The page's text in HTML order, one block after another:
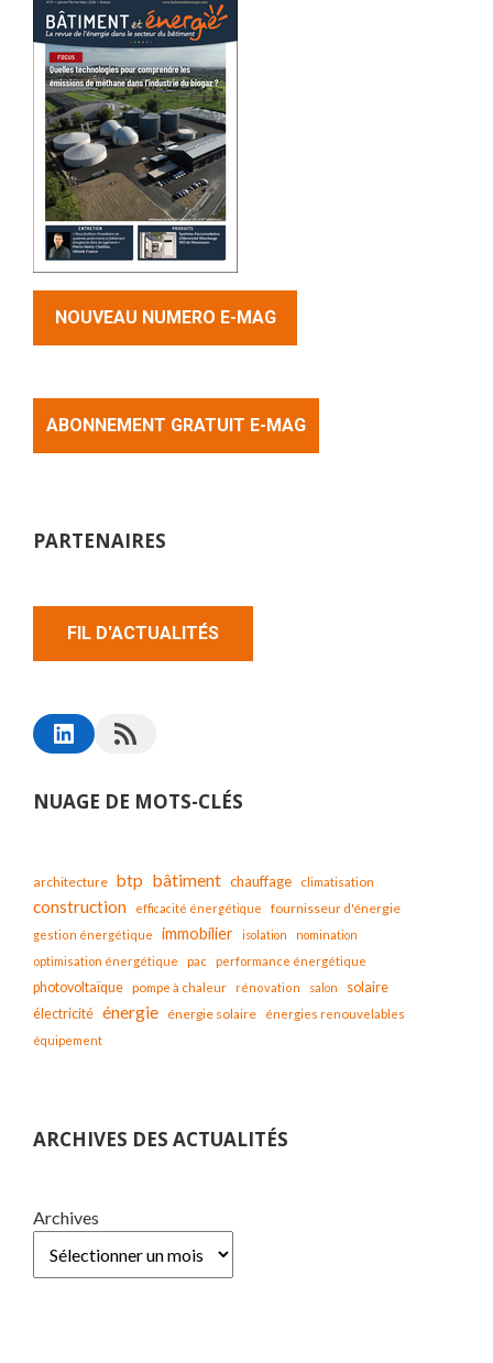
NOUVEAU NUMERO E-MAG
ABONNEMENT GRATUIT E-MAG
PARTENAIRES
FIL D'ACTUALITÉS
NUAGE DE MOTS-CLÉS
architecture btp bâtiment chauffage climatisation
construction efficacité énergétique fournisseur d'énergie
gestion énergétique immobilier isolation
nomination
optimisation énergétique
pac performance énergétique
photovoltaïque pompe à chaleur rénovation salon solaire
électricité énergie énergie solaire
énergies renouvelables
équipement
ARCHIVES DES ACTUALITÉS
Archives